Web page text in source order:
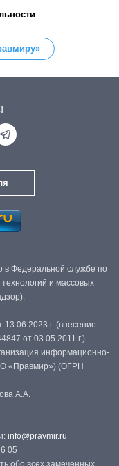
в Федеральной службе по
и массовых
г. (внесение
от 03.05.2011 г.)
информационно-
«Правмир») (ОГРН
А.А.
info@pravmir.ru
05
обо всех замеченных